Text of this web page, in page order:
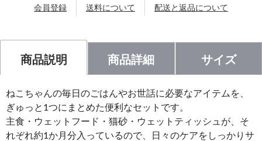
会員登録 送料について 配送と返品について
商品説明 商品詳細 サイズ
ねこちゃんの毎日のごはんやお世話に必要なアイテムを、
ぎゅっと1つにまとめた便利なセットです。
主食・ウェットフード・猫砂・ウェットティッシュが、そ
れぞれ約1か月分入っているので、日々のケアをしっかりサ